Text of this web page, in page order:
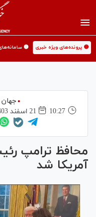
🟡 پرونده‌های ویژه خبری 🟡
جهان
10:27
21 اسفند 1403
محافظ ترامپ
آمریکا شد